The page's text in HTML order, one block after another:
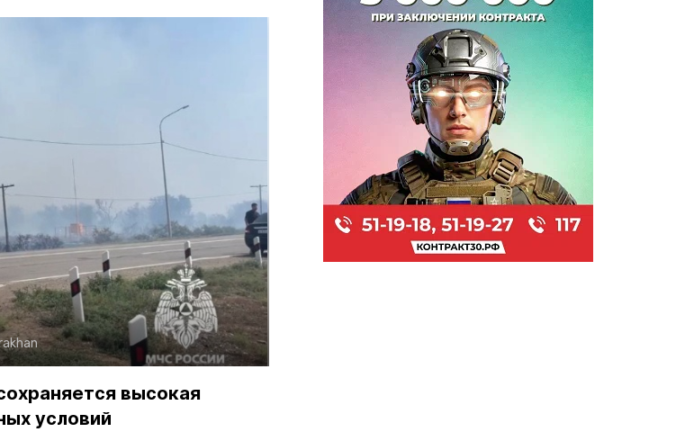
высокая
условий